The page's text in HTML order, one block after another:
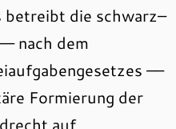
betreibt die schwarz–
nach dem
––
Formierung der
auf